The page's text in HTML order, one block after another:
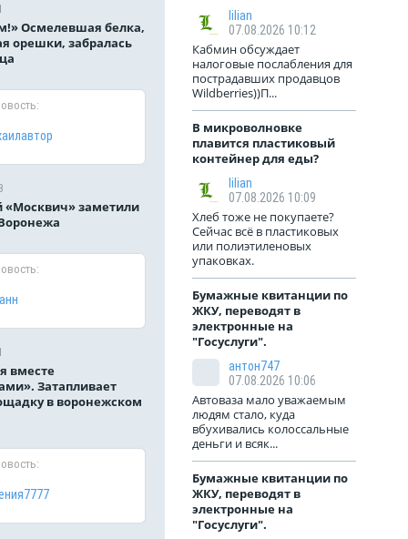
Осмелевшая белка,
орешки, забралась
«Москвич» заметили
вместе
Затапливает
в воронежском
lilian
07.08.2026 10:12
Кабмин обсуждает
налоговые послабления для
пострадавших продавцов
Wildberries))П...
В микроволновке
плавится пластиковый
контейнер для еды?
lilian
07.08.2026 10:09
Хлеб тоже не покупаете?
Сейчас всё в пластиковых
или полиэтиленовых
упаковках.
Бумажные квитанции по
ЖКУ, переводят в
электронные на
"Госуслуги".
антон747
07.08.2026 10:06
Автоваза мало уважаемым
людям стало, куда
вбухивались колоссальные
деньги и всяк...
Бумажные квитанции по
ЖКУ, переводят в
электронные на
"Госуслуги".